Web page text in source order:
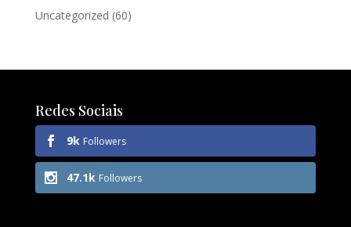
Uncategorized (60)
Redes Sociais
9k Followers
47.1k Followers